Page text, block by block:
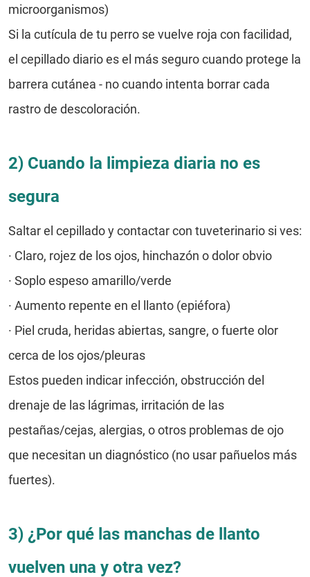
microorganismos)
Si la cutícula de tu perro se vuelve roja con facilidad,
el cepillado diario es el más seguro cuando protege la
barrera cutánea - no cuando intenta borrar cada
rastro de descoloración.
2) Cuando la limpieza diaria no es
segura
Saltar el cepillado y contactar con tuveterinario si ves:
· Claro, rojez de los ojos, hinchazón o dolor obvio
· Soplo espeso amarillo/verde
· Aumento repente en el llanto (epiéfora)
· Piel cruda, heridas abiertas, sangre, o fuerte olor
cerca de los ojos/pleuras
Estos pueden indicar infección, obstrucción del
drenaje de las lágrimas, irritación de las
pestañas/cejas, alergias, o otros problemas de ojo
que necesitan un diagnóstico (no usar pañuelos más
fuertes).
3) ¿Por qué las manchas de llanto
vuelven una y otra vez?